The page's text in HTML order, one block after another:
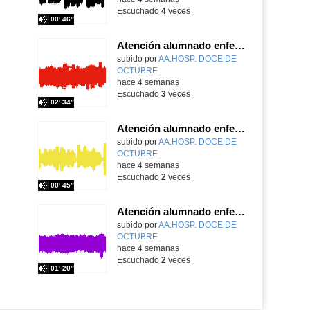
00′ 46″
Escuchado 4veces
Atención alumnado enfermo. Aula dentro del hospital. Sara Martín Fernández.
Contenido educativo.
subido porAA.HOSP. DOCE DE
OCTUBRE
02′ 34″
-
hace 4 semanas
Escuchado 3veces
Atención alumnado enfermo. Aula dentro del hospital. Rosa María Poza Hervás
Contenido educativo.
subido porAA.HOSP. DOCE DE
OCTUBRE
00′ 45″
-
hace 4 semanas
Escuchado 2 veces
Atención alumnado enfermo. SAED secundaria. Charo Villamariz Cid.
Contenido educativo.
subido porAA.HOSP. DOCE DE
OCTUBRE
01′ 20″
-
hace 4 semanas
Escuchado 2 veces